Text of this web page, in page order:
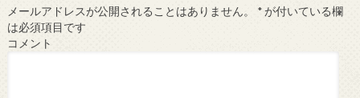
メールアドレスが公開されることはありません。 *が付いている欄
は必須項目です
コメント